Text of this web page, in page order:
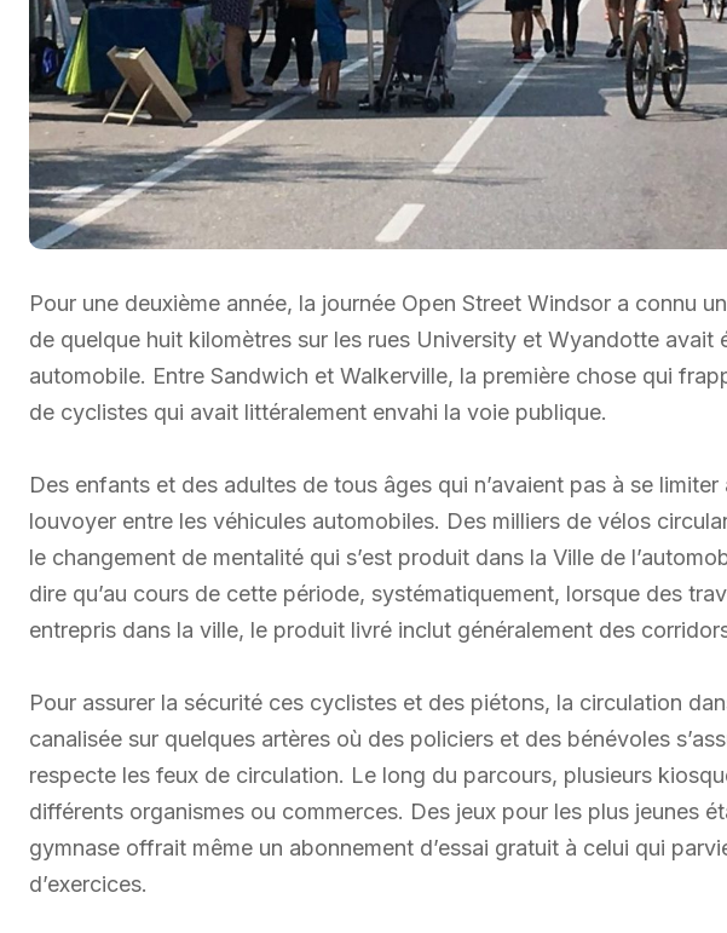
Pour une deuxième année, la journée Open Street Windsor a connu
de quelque huit kilomètres sur les rues University et Wyandotte avait
automobile. Entre Sandwich et Walkerville, la première chose qui
de cyclistes qui avait littéralement envahi la voie publique.
Des enfants et des adultes de tous âges qui n’avaient pas à se
louvoyer entre les véhicules automobiles. Des milliers de vélos
le changement de mentalité qui s’est produit dans la Ville de
dire qu’au cours de cette période, systématiquement, lorsque des
entrepris dans la ville, le produit livré inclut généralement des
Pour assurer la sécurité ces cyclistes et des piétons, la circulation
canalisée sur quelques artères où des policiers et des bénévoles
respecte les feux de circulation. Le long du parcours, plusieurs
différents organismes ou commerces. Des jeux pour les plus jeunes
gymnase offrait même un abonnement d’essai gratuit à celui qui
d’exercices.